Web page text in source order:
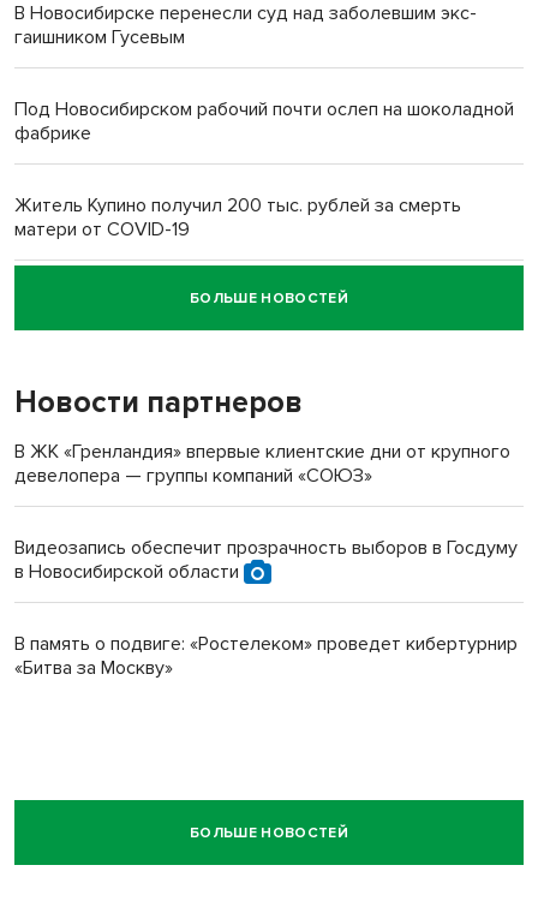
В Новосибирске перенесли суд над заболевшим экс-
гаишником Гусевым
Под Новосибирском рабочий почти ослеп на шоколадной
фабрике
Житель Купино получил 200 тыс. рублей за смерть
матери от COVID-19
Новосибирский суд наказал водителя за смерть
пенсионерки на вокзале
БОЛЬШЕ НОВОСТЕЙ
Новости партнеров
В ЖК «Гренландия» впервые клиентские дни от крупного
девелопера — группы компаний «СОЮЗ»
Видеозапись обеспечит прозрачность выборов в Госдуму
в Новосибирской области
В память о подвиге: «Ростелеком» проведет кибертурнир
«Битва за Москву»
БОЛЬШЕ НОВОСТЕЙ